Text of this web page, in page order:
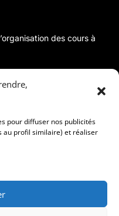
pour diffuser nos publicités
au profil similaire) et réaliser
des cours à